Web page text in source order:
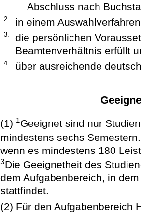
Abschluss nach
2. in einem
3.
die persönlichen
Beamtenverhältnis erfüllt
4. über ausreichende
(1) 1Geeignet sind nur
mindestens sechs
wenn es mindestens 180
3Die Geeignetheit des
dem Aufgabenbereich, in
stattfindet.
(2) Für den Aufgabenbereich